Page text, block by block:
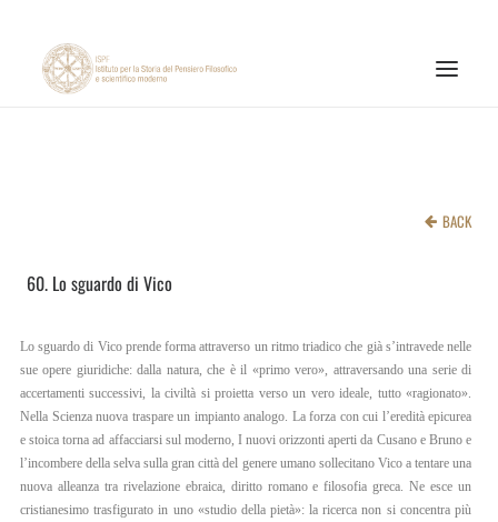
NEWS AND EVENTS
CNR
PAGINA FACEBOOK ISPF
PAGINA INSTAGRAM ISPF
CANALE YOUTUBE ISPF
BACK
60. Lo sguardo di Vico
Lo sguardo di Vico prende forma attraverso un ritmo triadico che già s’intravede nelle
sue opere giuridiche: dalla natura, che è il «primo vero», attraversando una serie di
accertamenti successivi, la civiltà si proietta verso un vero ideale, tutto «ragionato».
Nella Scienza nuova traspare un impianto analogo. La forza con cui l’eredità epicurea
e stoica torna ad affacciarsi sul moderno, I nuovi orizzonti aperti da Cusano e Bruno e
l’incombere della selva sulla gran città del genere umano sollecitano Vico a tentare una
nuova alleanza tra rivelazione ebraica, diritto romano e filosofia greca. Ne esce un
cristianesimo trasfigurato in uno «studio della pietà»: la ricerca non si concentra più